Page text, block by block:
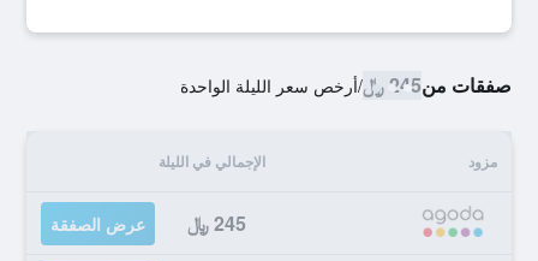
صفقات من245 ﷼ /أرخص سعر الليلة الواحدة
مزود الإجمالي في الليلة
245 ﷼ عرض الصفقة